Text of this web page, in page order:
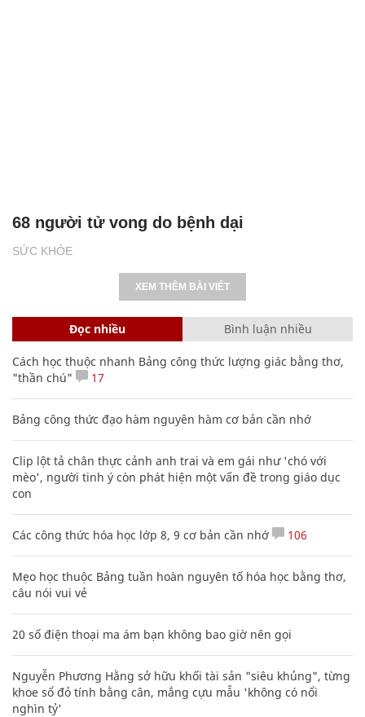
SỨC KHỎE
68 người tử vong do bệnh dại
XEM THÊM BÀI VIẾT
Đọc nhiều Bình luận nhiều
Cách học thuộc nhanh Bảng công thức lượng giác bằng thơ,
"thần chú"
17
Bảng công thức đạo hàm nguyên hàm cơ bản cần nhớ
Clip lột tả chân thực cảnh anh trai và em gái như 'chó với
mèo', người tinh ý còn phát hiện một vấn đề trong giáo dục
con
Các công thức hóa học lớp 8, 9 cơ bản cần nhớ 106
Mẹo học thuộc Bảng tuần hoàn nguyên tố hóa học bằng thơ,
câu nói vui vẻ
20 số điện thoại ma ám bạn không bao giờ nên gọi
Nguyễn Phương Hằng sở hữu khối tài sản "siêu khủng", từng
khoe sổ đỏ tính bằng cân, mắng cựu mẫu 'không có nổi
nghìn tỷ'